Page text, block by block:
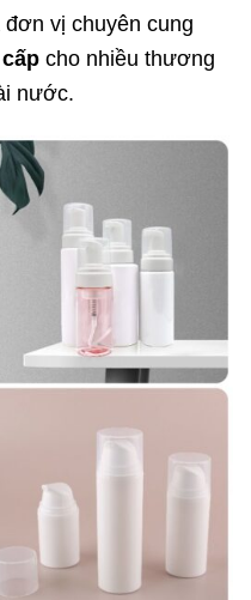
vị chuyên cung
cho nhiều thương
nước.